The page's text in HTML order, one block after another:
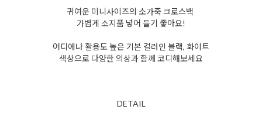
귀여운 미니사이즈의 소가죽 크로스백
가볍게 소지품 넣어 들기 좋아요!
어디에나 활용도 높은 기본 컬러인 블랙, 화이트
색상으로 다양한 의상과 함께 코디해보세요
DETAIL